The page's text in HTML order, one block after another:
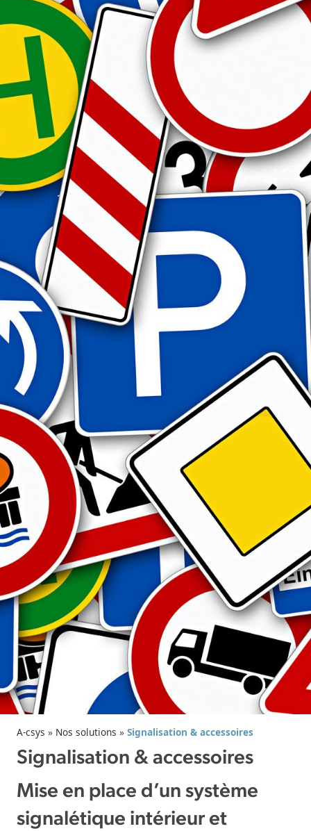
A-csys » Nos solutions » Signalisation & accessoires
Signalisation & accessoires
Mise en place d’un système
signalétique intérieur et